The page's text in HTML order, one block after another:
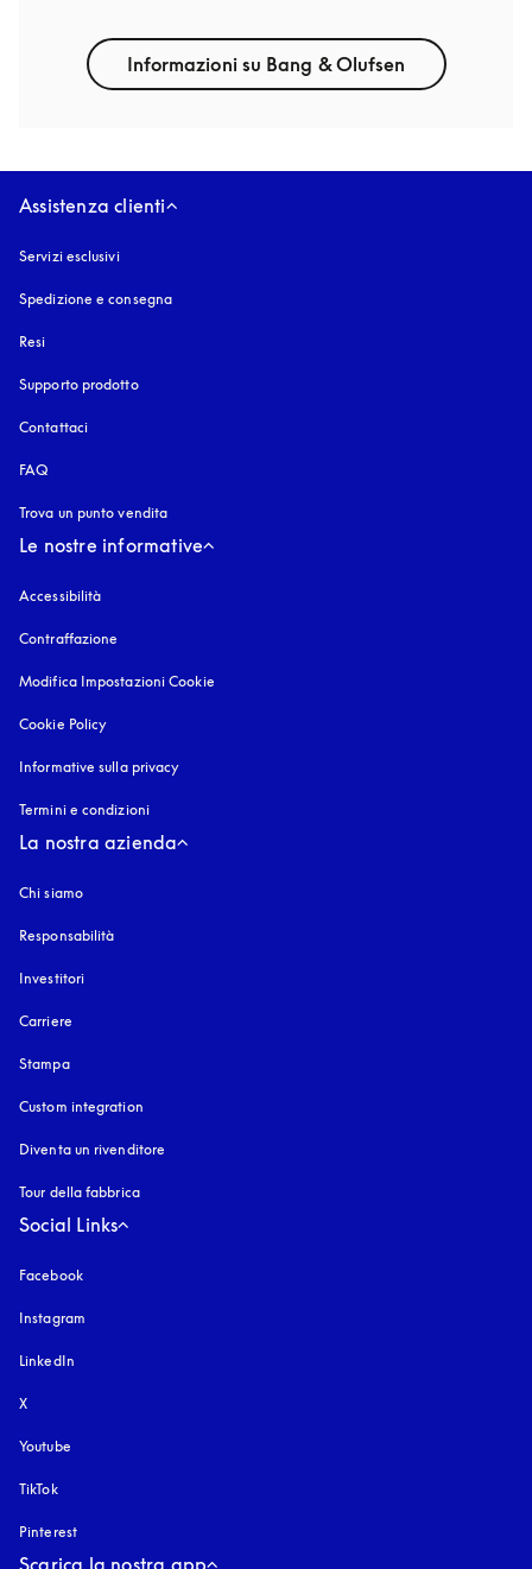
Informazioni su Bang & Olufsen
Assistenza clienti
Servizi esclusivi
Spedizione e consegna
Resi
Supporto prodotto
Contattaci
FAQ
Trova un punto vendita
Le nostre informative
Accessibilità
Contraffazione
Modifica Impostazioni Cookie
Cookie Policy
Informative sulla privacy
Termini e condizioni
La nostra azienda
Chi siamo
Responsabilità
Investitori
Carriere
Stampa
Custom integration
Diventa un rivenditore
Tour della fabbrica
Social Links
Facebook
Instagram
LinkedIn
X
Youtube
TikTok
Pinterest
Scarica la nostra app